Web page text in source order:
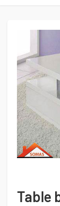
Table